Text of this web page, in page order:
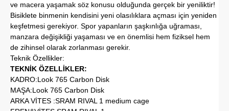
ve macera yaşamak söz konusu olduğunda gerçek bir yeniliktir!
Bisiklete binmenin kendisini yeni olasılıklara açması için yeniden
keşfetmesi gerekiyor. Spor yapanların şaşkınlığa uğraması,
manzara değişikliği yaşaması ve en önemlisi hem fiziksel hem
de zihinsel olarak zorlanması gerekir.
Teknik Özellikler:
TEKNİK ÖZELLİKLER:
KADRO:Look 765 Carbon Disk
MAŞA:Look 765 Carbon Disk
ARKA VİTES :SRAM RIVAL 1 medium cage